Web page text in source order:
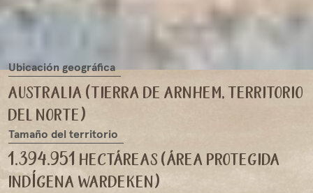
Ubicación geográfica
australia (tierra de arnhem, territorio
del norte)
Tamaño del territorio
1.394.951 hectáreas (área protegida
indígena wardeken)